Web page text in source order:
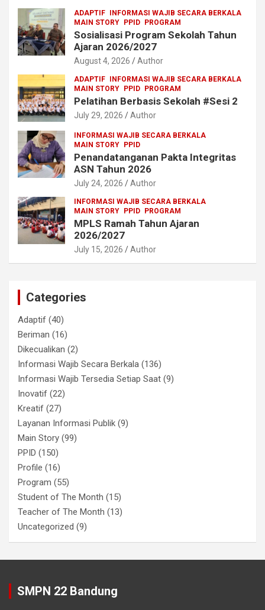
ADAPTIF INFORMASI WAJIB SECARA BERKALA
MAIN STORY PPID PROGRAM
Sosialisasi Program Sekolah Tahun
Ajaran 2026/2027
August 4, 2026 Author
ADAPTIF INFORMASI WAJIB SECARA BERKALA
MAIN STORY PPID PROGRAM
Pelatihan Berbasis Sekolah #Sesi 2
July 29, 2026 Author
INFORMASI WAJIB SECARA BERKALA
MAIN STORY PPID
Penandatanganan Pakta Integritas
ASN Tahun 2026
July 24, 2026 Author
INFORMASI WAJIB SECARA BERKALA
MAIN STORY PPID PROGRAM
MPLS Ramah Tahun Ajaran
2026/2027
July 15, 2026 Author
Categories
Adaptif (40)
Beriman (16)
Dikecualikan (2)
Informasi Wajib Secara Berkala (136)
Informasi Wajib Tersedia Setiap Saat (9)
Inovatif (22)
Kreatif (27)
Layanan Informasi Publik (9)
Main Story (99)
PPID (150)
Profile (16)
Program (55)
Student of The Month (15)
Teacher of The Month (13)
Uncategorized (9)
SMPN 22 Bandung